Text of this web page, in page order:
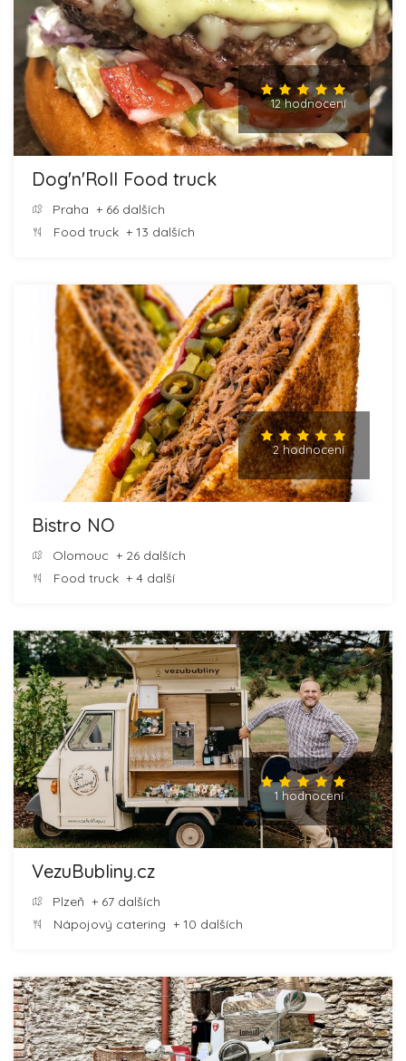
12 hodnocení
Dog'n'Roll Food truck
Praha + 66 dalších
Food truck + 13 dalších
2 hodnocení
Bistro NO
Olomouc + 26 dalších
Food truck + 4 další
1 hodnocení
VezuBubliny.cz
Plzeň + 67 dalších
Nápojový catering + 10 dalších